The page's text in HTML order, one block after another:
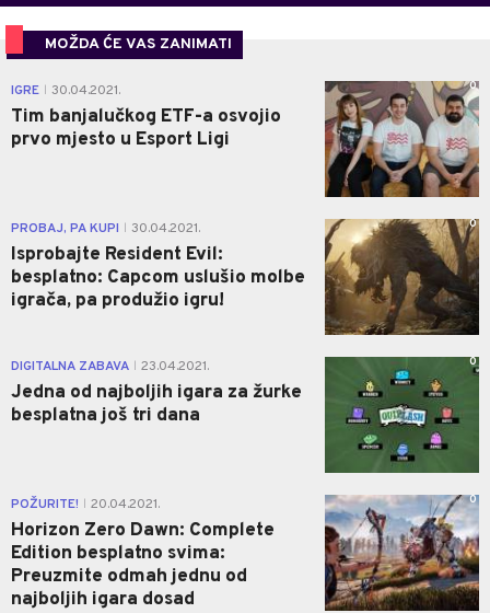
MOŽDA ĆE VAS ZANIMATI
IGRE 30.04.2021.
Tim banjalučkog ETF-a osvojio
prvo mjesto u Esport Ligi
0
PROBAJ, PA KUPI 30.04.2021.
Isprobajte Resident Evil:
besplatno: Capcom uslušio molbe
igrača, pa produžio igru!
0
DIGITALNA ZABAVA 23.04.2021.
Jedna od najboljih igara za žurke
besplatna još tri dana
0
POŽURITE! 20.04.2021.
Horizon Zero Dawn: Complete
Edition besplatno svima:
Preuzmite odmah jednu od
najboljih igara dosad
0